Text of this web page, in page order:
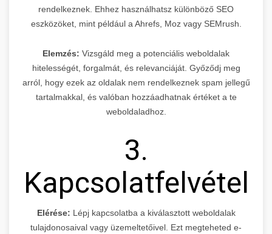
rendelkeznek. Ehhez használhatsz különböző SEO
eszközöket, mint például a Ahrefs, Moz vagy SEMrush.
Elemzés: Vizsgáld meg a potenciális weboldalak
hitelességét, forgalmát, és relevanciáját. Győződj meg
arról, hogy ezek az oldalak nem rendelkeznek spam jellegű
tartalmakkal, és valóban hozzáadhatnak értéket a te
weboldaladhoz.
3.
Kapcsolatfelvétel
Elérése: Lépj kapcsolatba a kiválasztott weboldalak
tulajdonosaival vagy üzemeltetőivel. Ezt megteheted e-